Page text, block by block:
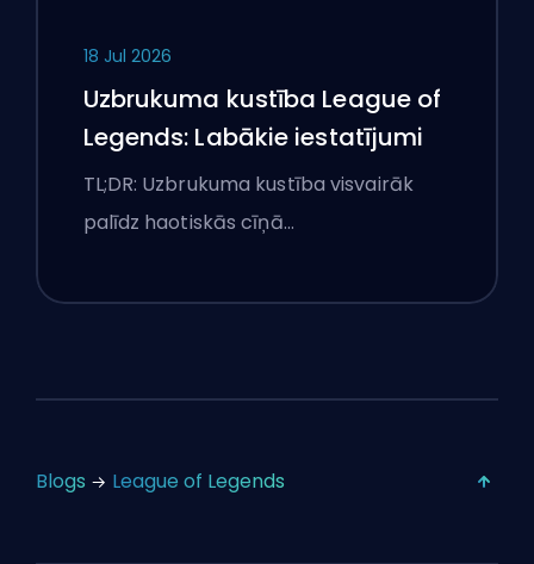
18 Jul 2026
Uzbrukuma kustība League of
Legends: Labākie iestatījumi
TL;DR: Uzbrukuma kustība visvairāk
palīdz haotiskās cīņā…
Blogs League of Legends